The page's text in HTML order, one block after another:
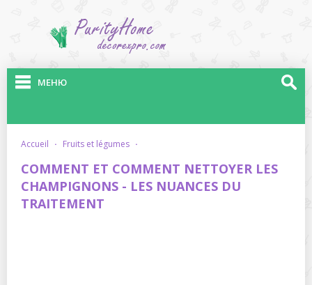
МЕНЮ
accueil · fruits et légumes ·
COMMENT ET COMMENT NETTOYER LES
CHAMPIGNONS - LES NUANCES DU
TRAITEMENT